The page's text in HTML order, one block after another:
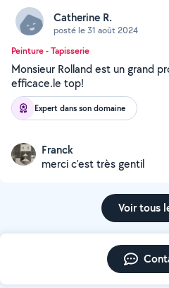
Catherine R.
posté le 31 août 2024
Peinture - Tapisserie
Monsieur Rolland est un grand
efficace.le top!
Expert dans son domaine
Franck
merci c'est très gentil
Voir tous